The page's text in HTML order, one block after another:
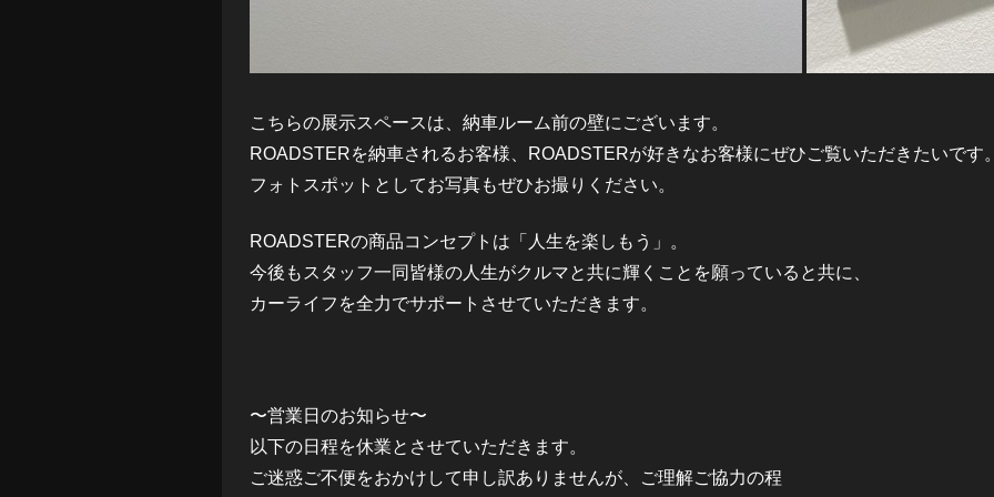
こちらの展示スペースは、納車ルーム前の壁にございます。
ROADSTERを納車されるお客様、ROADSTERが好きなお客様にぜひご覧いただきたいです
フォトスポットとしてお写真もぜひお撮りください。
ROADSTERの商品コンセプトは「人生を楽しもう」。
今後もスタッフ一同皆様の人生がクルマと共に輝くことを願っていると共に、
カーライフを全力でサポートさせていただきます。
〜営業日のお知らせ〜
以下の日程を休業とさせていただきます。
ご迷惑ご不便をおかけして申し訳ありませんが、ご理解ご協力の程